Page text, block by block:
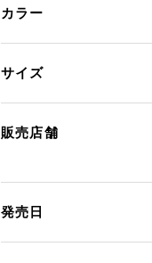
カラー
サイズ
販売店舗
発売日